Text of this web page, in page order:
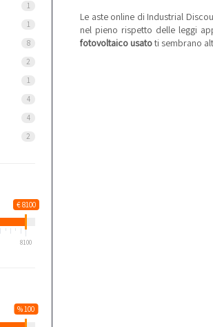
1
1
8
2
1
4
4
2
€ 8100
8100
% 100
Le aste online di Industrial
nel pieno rispetto delle leggi
fotovoltaico usatoti sembrano